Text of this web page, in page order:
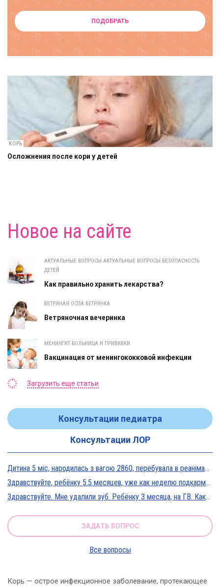
ПОДОБРАТЬ
КОРЬ
Осложнения после кори у детей
Новое на сайте
АКТУАЛЬНЫЕ ВОПРОСЫ АКТУАЛЬНЫЕ ВОПРОСЫ БЕЗОПАСНОСТЬ
ДЕТЕЙ
Как правильно хранить лекарства?
ВЕТРЯНАЯ ОСПА ВЕТРЯНКА
Ветряночная вечеринка
МЕНИНГИТ БОЛЬНИЦА И ПРИВИВКИ
Вакцинация от менингококковой инфекции
Загрузить еще статьи
Консультации педиатра
Консультации ЛОР
Дитина 5 міс, народилась з вагою 2860, перебувала в реанімації у дуже тяжкому стані, діагноз Гіпоксична енцефалопатія 2 ст. На даний момент вага 5800, відмовляється від їжі, плаче близько 5 днів, періоди активності присутні, стул зі слизом зелений оформлений, на штучному вигодовуванні Нан безлактозний,за раз або з перервами з'їдає 90-120 мл. Прошу допомоги в даній ситуації?
Здравствуйте, ребёнку 5.5 месяцев, уже как неделю подкармливаю смесью, пробовали 3 вида нан, милупа и остановились на малютке премиум, только вчера появились красные пятна вокруг рта после кормления смесью, и мы опять попробовали милупа и нан, реакция осталась, что делать?
Здравствуйте. Мне удалили зуб. Ребёнку 3 месяца, на ГВ. Какие антибиотики можно принимать? Спасибо
ЗАДАТЬ ВОПРОС
Все вопросы
Корь — острое инфекционное заболевание, протекающее